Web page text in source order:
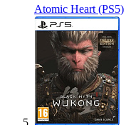
Atomic Heart (PS5)